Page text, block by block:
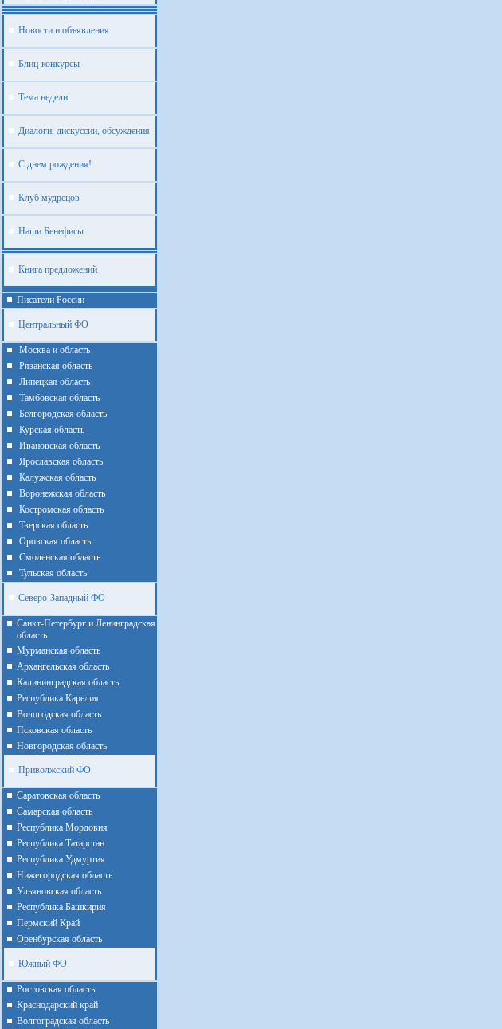
Новости и объявления
Блиц-конкурсы
Тема недели
Диалоги, дискуссии, обсуждения
С днем рождения!
Клуб мудрецов
Наши Бенефисы
Книга предложений
Писатели России
Центральный ФО
Москва и область
Рязанская область
Липецкая область
Тамбовская область
Белгородская область
Курская область
Ивановская область
Ярославская область
Калужская область
Воронежская область
Костромская область
Тверская область
Оровская область
Смоленская область
Тульская область
Северо-Западный ФО
Санкт-Петербург и Ленинградская
область
Мурманская область
Архангельская область
Калининградская область
Республика Карелия
Вологодская область
Псковская область
Новгородская область
Приволжский ФО
Cаратовская область
Cамарская область
Республика Мордовия
Республика Татарстан
Республика Удмуртия
Нижегородская область
Ульяновская область
Республика Башкирия
Пермский Край
Оренбурская область
Южный ФО
Ростовская область
Краснодарский край
Волгоградская область